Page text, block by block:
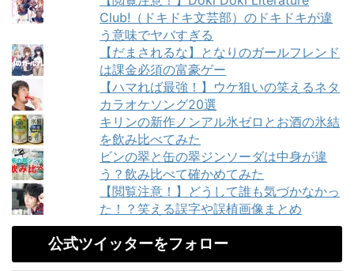
Club!（ドキドキ文芸部）のドキドキが違
う意味でヤバすぎる
【だまされるな】となりのガールフレンド
は課金必須の富豪ゲー
【ハマれば最強！】ウケ狙いの笑えるネタ
カラオケソング20選
キリンの新作ノンアル氷ゼロとお酒の氷結
を飲み比べてみた
ビンの翠と缶の翠ジンソーダは中身が違
う？飲み比べて確かめてみた
【閲覧注意！】どうして誰も気づかなかっ
た！？笑える誤字や誤植画像まとめ
公式ツイッターをフォロー